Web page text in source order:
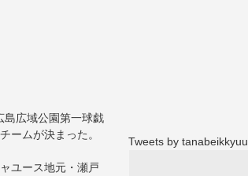
広域公園第一球戯
ームが決まった。
ユース地元・瀬戸
Tweets by tanabeikkyuu